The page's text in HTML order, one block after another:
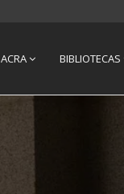
BIBLIOTECAS